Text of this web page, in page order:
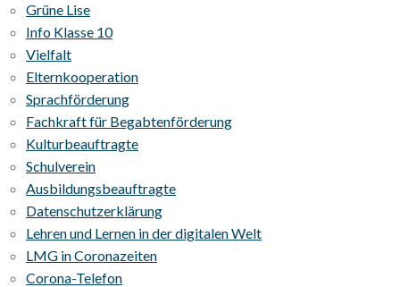
Grüne Lise
Info Klasse 10
Vielfalt
Elternkooperation
Sprachförderung
Fachkraft für Begabtenförderung
Kulturbeauftragte
Schulverein
Ausbildungsbeauftragte
Datenschutzerklärung
Lehren und Lernen in der digitalen Welt
LMG in Coronazeiten
Corona-Telefon